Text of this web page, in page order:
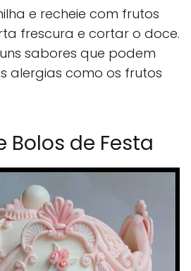
e recheie com frutos
frescura e cortar o doce.
sabores que podem
alergias como os frutos
Bolos de Festa